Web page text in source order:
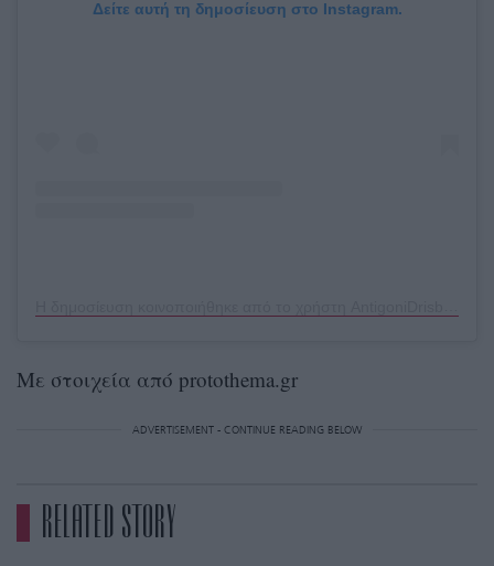
Δείτε αυτή τη δημοσίευση στο Instagram.
Με στοιχεία από protothema.gr
ADVERTISEMENT - CONTINUE READING BELOW
RELATED STORY